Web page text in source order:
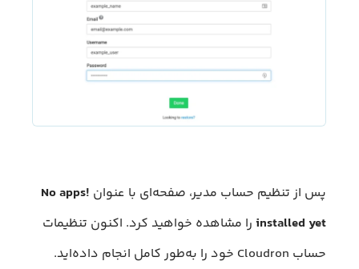
پس از تنظیم حساب مدیر، صفحه‌ای با عنوان !No apps
installed yet را مشاهده خواهید کرد. اکنون تنظیمات
حساب Cloudron خود را به‌طور کامل انجام داده‌اید.